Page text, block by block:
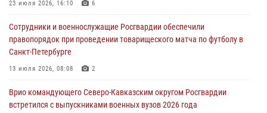
взрывобезопасности
07 августа 2026, 11:33
Рэпер ST посетил раненых росгвардейцев в Главном военном
07 августа 2026, 11:18 2
23 июля 2026, 16:10 6
Сотрудники и военнослужащие Росгвардии обеспечили
правопорядок при проведении товарищеского матча по футболу в
Санкт-Петербурге
13 июля 2026, 08:08 2
Врио командующего Северо-Кавказским округом Росгвардии
встретился с выпускниками военных вузов 2026 года